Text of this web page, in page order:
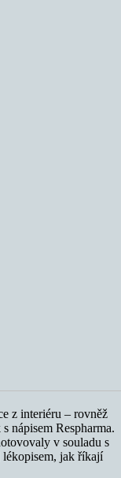
z interiéru – rovněž
nápisem Respharma.
v souladu s
lékopisem, jak říkají